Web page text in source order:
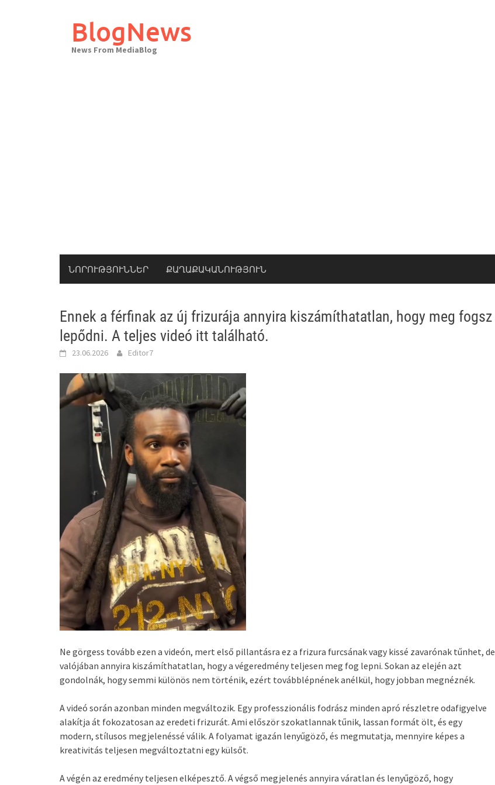
BlogNews
News From MediaBlog
ՆՈՐՈՒԹՅՈՒՆՆԵՐ ՔԱՂԱՔԱԿԱՆՈՒԹՅՈՒՆ
Ennek a férfinak az új frizurája annyira kiszámíthatatlan, hogy meg fogsz
lepődni. A teljes videó itt található.
23.06.2026 Editor7
Ne görgess tovább ezen a videón, mert első pillantásra ez a frizura furcsának vagy kissé zavarónak tűnhet, de
valójában annyira kiszámíthatatlan, hogy a végeredmény teljesen meg fog lepni. Sokan az elején azt
gondolnák, hogy semmi különös nem történik, ezért továbblépnének anélkül, hogy jobban megnéznék.
A videó során azonban minden megváltozik. Egy professzionális fodrász minden apró részletre odafigyelve
alakítja át fokozatosan az eredeti frizurát. Ami először szokatlannak tűnik, lassan formát ölt, és egy
modern, stílusos megjelenéssé válik. A folyamat igazán lenyűgöző, és megmutatja, mennyire képes a
kreativitás teljesen megváltoztatni egy külsőt.
A végén az eredmény teljesen elképesztő. A végső megjelenés annyira váratlan és lenyűgöző, hogy